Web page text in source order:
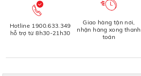
Hotline 1900.633.349
hỗ trợ từ 8h30-21h30
Giao hàng tận nơi,
nhận hàng xong thanh
toán